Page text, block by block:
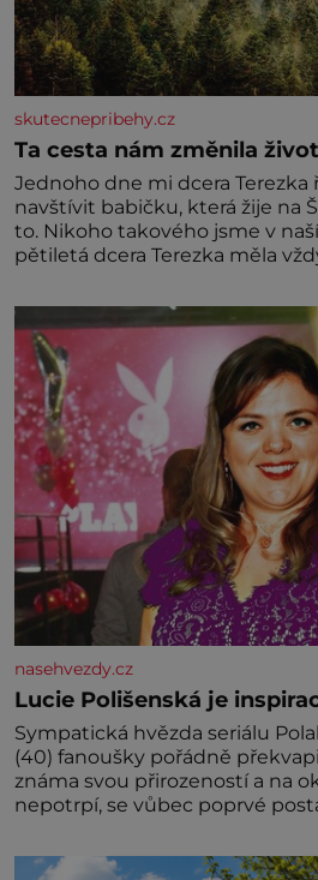
skutecnepribehy.cz
Ta cesta nám změnila
Jednoho dne mi dcera Terezka
navštívit babičku, která žije na
to. Nikoho takového jsme v
pětiletá dcera Terezka měla
mi říkala, že se jí zdálo o
princeznách, statečných
nasehvezdy.cz
Lucie Polišenská je
Sympatická hvězda seriálu
(40) fanoušky pořádně
známa svou přirozeností a na
nepotrpí, se vůbec poprvé